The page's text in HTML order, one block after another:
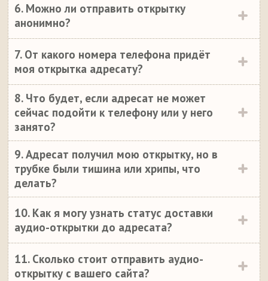
6. Можно ли отправить открытку
анонимно?
7. От какого номера телефона придёт
моя открытка адресату?
8. Что будет, если адресат не может
сейчас подойти к телефону или у него
занято?
9. Адресат получил мою открытку, но в
трубке были тишина или хрипы, что
делать?
10. Как я могу узнать статус доставки
аудио-открытки до адресата?
11. Сколько стоит отправить аудио-
открытку с вашего сайта?